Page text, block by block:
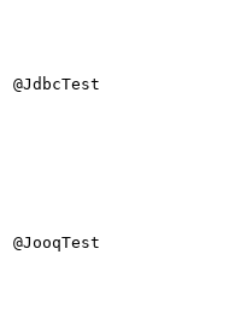
@JdbcTest
@JooqTest